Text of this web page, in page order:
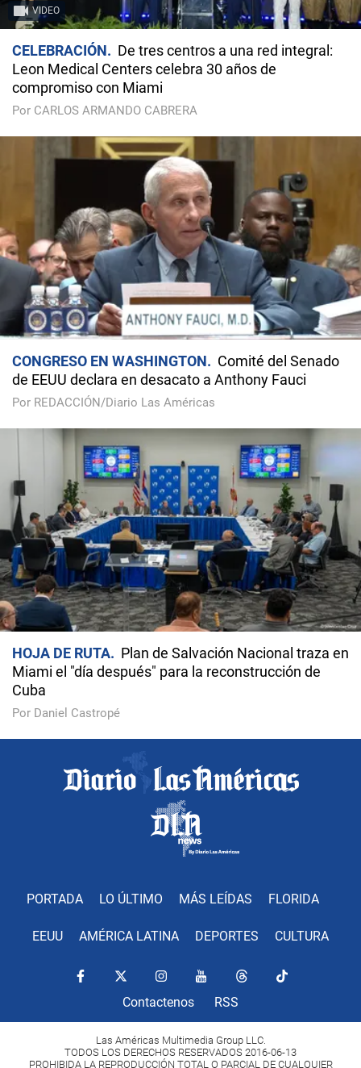
VIDEO
CELEBRACIÓN
De tres centros a una red integral:
Leon Medical Centers celebra 30 años de
compromiso con Miami
Por CARLOS ARMANDO CABRERA
CONGRESO EN WASHINGTON
Comité del Senado
de EEUU declara en desacato a Anthony Fauci
Por REDACCIÓN/Diario Las Américas
HOJA DE RUTA
Plan de Salvación Nacional traza en
Miami el "día después" para la reconstrucción de
Cuba
Por Daniel Castropé
PORTADA LO ÚLTIMO MÁS LEÍDAS FLORIDA
EEUU AMÉRICA LATINA DEPORTES CULTURA
Contactenos RSS
Las Américas Multimedia Group LLC.
TODOS LOS DERECHOS RESERVADOS 2016-06-13
PROHIBIDA LA REPRODUCCIÓN TOTAL O PARCIAL DE CUALQUIER